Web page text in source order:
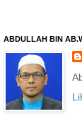
ABDULLAH BIN